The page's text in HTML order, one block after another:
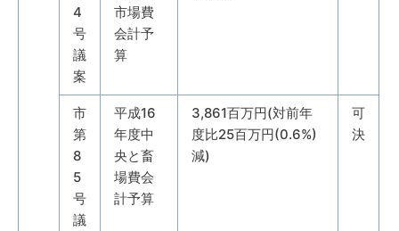
4
号
議
案
市場費
会計予
算
市
第
8
5
号
議
平成16
年度中
央と畜
場費会
計予算
3,861百万円(対前年
度比25百万円(0.6%)
減)
可
決